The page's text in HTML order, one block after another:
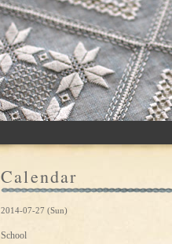
Calendar
2014-07-27 (Sun)
School